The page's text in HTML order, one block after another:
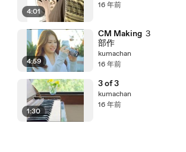
4:01
16 年前
4:59
CM Making ３
部作
kumachan
16 年前
1:30
3 of 3
kumachan
16 年前